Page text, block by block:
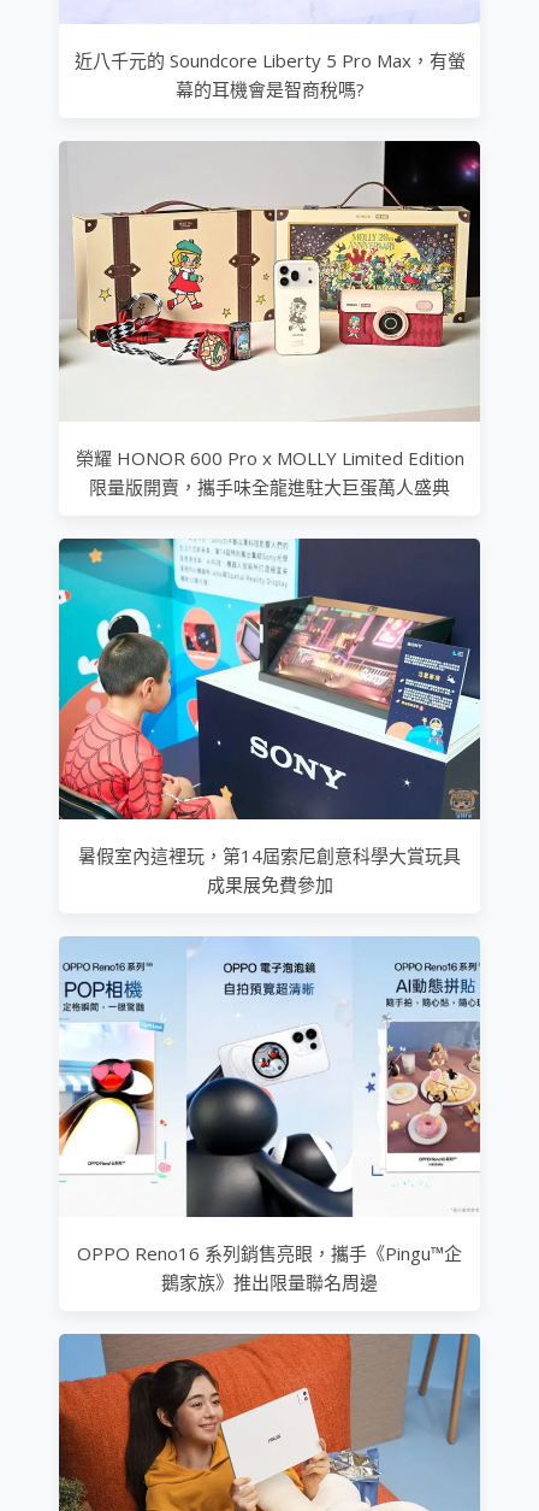
近八千元的 Soundcore Liberty 5 Pro Max，有螢
幕的耳機會是智商稅嗎?
榮耀 HONOR 600 Pro x MOLLY Limited Edition
限量版開賣，攜手味全龍進駐大巨蛋萬人盛典
暑假室內這裡玩，第14屆索尼創意科學大賞玩具
成果展免費參加
OPPO Reno16 系列銷售亮眼，攜手《Pingu™企
鵝家族》推出限量聯名周邊